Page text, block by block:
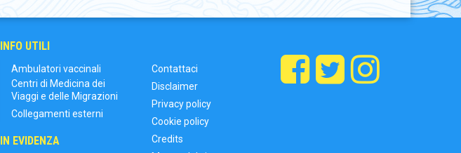
INFO UTILI
Ambulatori vaccinali
Centri di Medicina dei
Viaggi e delle Migrazioni
Collegamenti esterni
IN EVIDENZA
Contattaci
Disclaimer
Privacy policy
Cookie policy
Credits